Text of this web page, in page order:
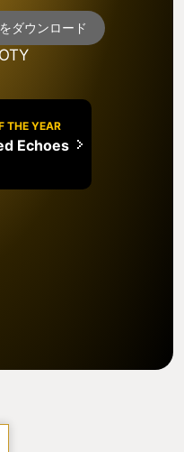
ダウンロード
THE YEAR
Echoes